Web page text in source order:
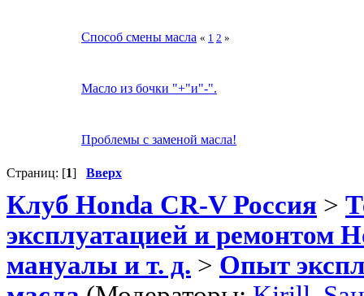
Способ смены масла « 1 2 »
Масло из бочки "+"и"-".
Проблемы с заменой масла!
Страниц: [1] Вверх
Клуб Honda CR-V Россия >
эксплуатацией и ремонтом
мануалы и т. д. > Опыт